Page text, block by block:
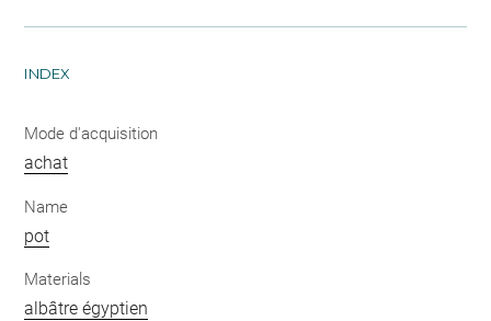
INDEX
Mode d'acquisition
achat
Name
pot
Materials
albâtre égyptien